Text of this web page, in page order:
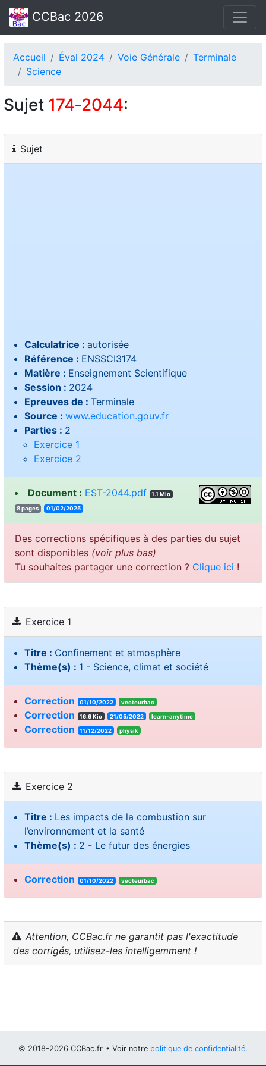
CCBac 2026
Accueil Éval 2024 Voie Générale
Terminale
Science
Sujet 174‑2044:
Sujet
Calculatrice : autorisée
Référence : ENSSCI3174
Matière : Enseignement Scientifique
Session : 2024
Epreuves de : Terminale
Source : www.education.gouv.fr
Parties : 2
Exercice 1
Exercice 2
Document : EST-2044.pdf 1.1 Mio
8 pages 01/02/2025
Des corrections spécifiques à des parties du sujet
sont disponibles (voir plus bas)
Tu souhaites partager une correction ? Clique ici !
Exercice 1
Titre : Confinement et atmosphère
Thème(s) : 1 - Science, climat et société
Correction 01/10/2022 vecteurbac
Correction 16.6 Kio 21/05/2022 learn-anytime
Correction 11/12/2022 physik
Exercice 2
Titre : Les impacts de la combustion sur
l’environnement et la santé
Thème(s) : 2 - Le futur des énergies
Correction 01/10/2022 vecteurbac
Attention, CCBac.fr ne garantit pas l'exactitude
des corrigés, utilisez-les intelligemment !
© 2018-2026 CCBac.fr • Voir notre politique de confidentialité.